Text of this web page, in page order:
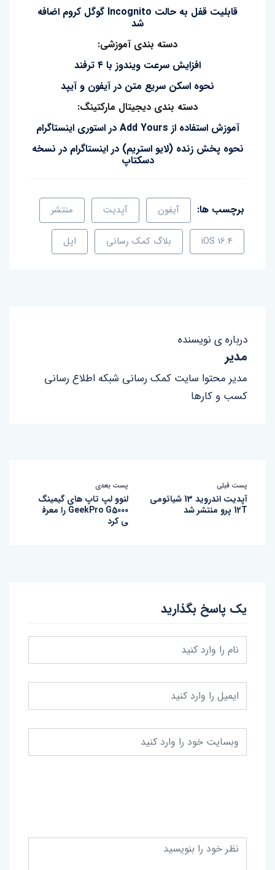
قابلیت قفل به حالت Incognito گوگل کروم اضافه
شد
دسته بندی آموزشی:
افزایش سرعت ویندوز با ۴ ترفند
نحوه اسکن سریع متن در آیفون و آیپد
دسته بندی دیجیتال مارکتینگ:
آموزش استفاده از Add Yours در استوری اینستاگرام
نحوه پخش زنده (لایو استریم) در اینستاگرام در نسخه
دسکتاپ
برچسب ها: آیفون آپدیت منتشر
iOS 16.4 بلاگ کمک رسانی اپل
درباره ی نویسنده
مدیر
مدیر محتوا سایت کمک رسانی شبکه اطلاع رسانی
کسب و کارها
پست قبلی
آپدیت اندروید 13 شیائومی
12T پرو منتشر شد
پست بعدی
لنوو لپ‌ تاپ‌ های گیمینگ
GeekPro G5000 را معرف
ی کرد
یک پاسخ بگذارید